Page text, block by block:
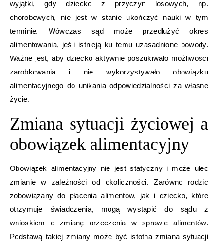
wyjątki, gdy dziecko z przyczyn losowych, np.
chorobowych, nie jest w stanie ukończyć nauki w tym
terminie. Wówczas sąd może przedłużyć okres
alimentowania, jeśli istnieją ku temu uzasadnione powody.
Ważne jest, aby dziecko aktywnie poszukiwało możliwości
zarobkowania i nie wykorzystywało obowiązku
alimentacyjnego do unikania odpowiedzialności za własne
życie.
Zmiana sytuacji życiowej a
obowiązek alimentacyjny
Obowiązek alimentacyjny nie jest statyczny i może ulec
zmianie w zależności od okoliczności. Zarówno rodzic
zobowiązany do płacenia alimentów, jak i dziecko, które
otrzymuje świadczenia, mogą wystąpić do sądu z
wnioskiem o zmianę orzeczenia w sprawie alimentów.
Podstawą takiej zmiany może być istotna zmiana sytuacji